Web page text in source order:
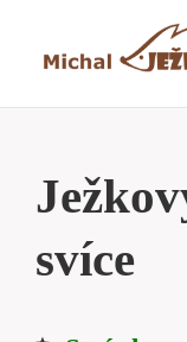
svíce